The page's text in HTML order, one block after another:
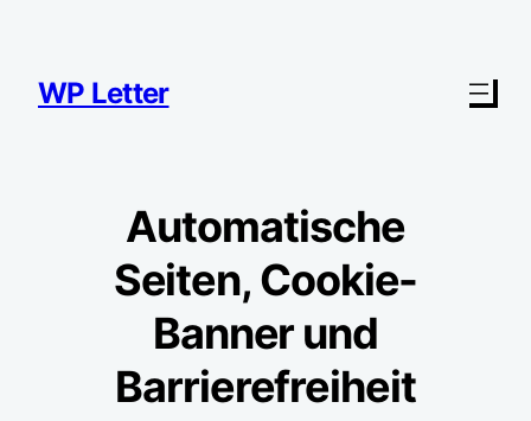
springen
WP Letter
Automatische
Seiten, Cookie-
Banner und
Barrierefreiheit